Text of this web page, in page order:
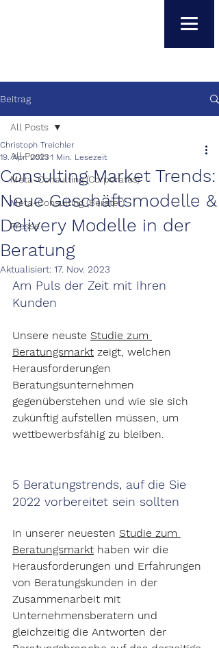
Beitrag
All Posts
Meta-Consulting (Corporates)
Meta-Consulting (Berater)
Presse
All Posts
Consulting Market Trends:
Neue Geschäftsmodelle &
Delivery Modelle in der
Beratung
Christoph Treichler
19. Apr. 2023 1 Min. Lesezeit
Aktualisiert: 17. Nov. 2023
Am Puls der Zeit mit Ihren
Kunden
Unsere neuste Studie zum
Beratungsmarkt zeigt, welchen
Herausforderungen
Beratungsunternehmen
gegenüberstehen und wie sie sich
zukünftig aufstellen müssen, um
wettbewerbsfähig zu bleiben.
5 Beratungstrends, auf die Sie
2022 vorbereitet sein sollten
In unserer neuesten Studie zum
Beratungsmarkt haben wir die
Herausforderungen und Erfahrungen
von Beratungskunden in der
Zusammenarbeit mit
Unternehmensberatern und
gleichzeitig die Antworten der